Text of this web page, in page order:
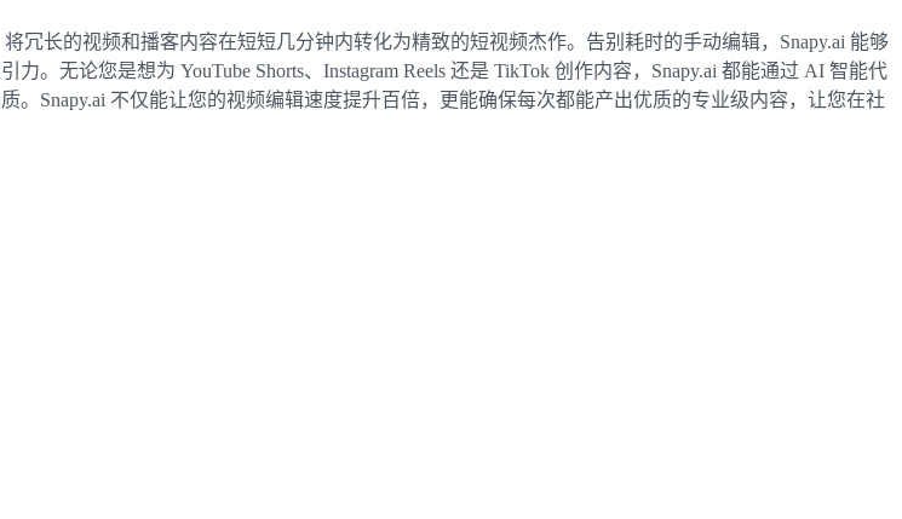
冗长的视频和播客内容在短短几分钟内转化为精致的短视频杰作。告别耗时的手动编辑，Snapy.ai 能够
无论您是想为 YouTube Shorts、Instagram Reels 还是 TikTok 创作内容，Snapy.ai 都能通过 AI 智能代
Snapy.ai 不仅能让您的视频编辑速度提升百倍，更能确保每次都能产出优质的专业级内容，让您在社